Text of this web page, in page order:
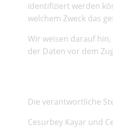
identifiziert werden
welchem Zweck das
Wir weisen darauf
der Daten vor dem
Die verantwortliche
Cesurbey Kayar und